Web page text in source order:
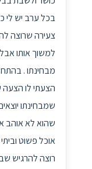
בכל ערב יש לי
צעירה שרוצה
למשוך אותו
מבחינתו .
הצעתי לו
שמבחינתו
שהוא לא אוהב
אוכל פשוט
רוצה להרגיש